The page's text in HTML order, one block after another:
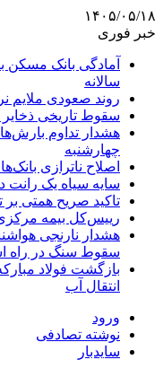
۱۴۰۵/۰۵/۱۸
خبر فوری
آمادگی بانک مسکن
سالانه
روند صعودی ملایم
سقوط تاریخی ذخایر
چهارشنبه
اصلاح ناترازی
سایه سیاه یک
تاکید صریح همتی بر
رییس‌کل بیمه
سقوط سنگ در راه
بازگشت فولاد
انتقال آب
ورود
نوشته تصادفی
سایدبار